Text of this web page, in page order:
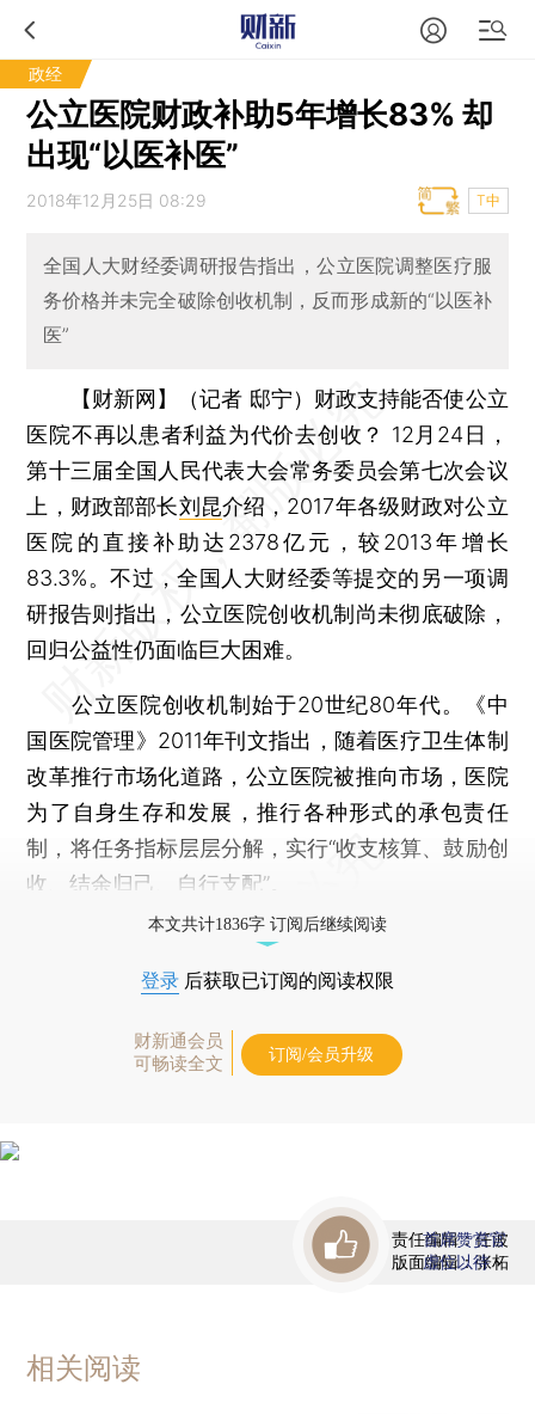
政经
公立医院财政补助5年增长83% 却
出现“以医补医”
2018年12月25日 08:29 T中
全国人大财经委调研报告指出，公立医院调整医疗服
务价格并未完全破除创收机制，反而形成新的“以医补
医”
【财新网】（记者 邸宁） 财政支持能否使公立
医院不再以患者利益为代价去创收？ 12月24日，
第十三届全国人民代表大会常务委员会第七次会议
上，财政部部长刘昆介绍，2017年各级财政对公立
医院的直接补助达2378亿元，较2013年增长
83.3%。不过，全国人大财经委等提交的另一项调
研报告则指出，公立医院创收机制尚未彻底破除，
回归公益性仍面临巨大困难。
公立医院创收机制始于20世纪80年代。《中
国医院管理》2011年刊文指出，随着医疗卫生体制
改革推行市场化道路，公立医院被推向市场，医院
为了自身生存和发展，推行各种形式的承包责任
制，将任务指标层层分解，实行“收支核算、鼓励创
收、结余归己、自行支配”。
本文共计1836字 订阅后继续阅读
登录 后获取已订阅的阅读权限
财新通会员
可畅读全文
订阅/会员升级
责任编辑：任波
版面编辑：张柘
首席赞赏官
虚位以待
相关阅读